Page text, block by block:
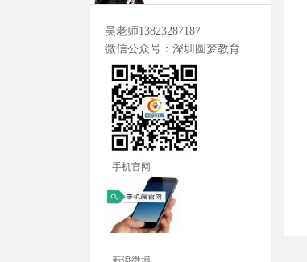
吴老师13823287187
微信公众号：深圳圆梦教育
手机官网
新浪微博